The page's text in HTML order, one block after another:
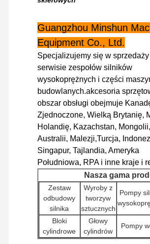
Silnik Mitsubishi
Silnik koparki
zestaw do regeneracji silnika
Pompa wtryskowa
Zestaw turbosprężarki
Pozostałe części silników
Elektroniczny system sterowania
elementy elektryczne silnika
Układ paliwowy silnika
Części hydrauliczne koparki
części zamienne do koparek
Guangzhou Minshun
Equipment Co., Ltd.
Specjalizujemy się w sprzedaży
serwisie zespołów silników
wysokoprężnych i części
budowlanych.akcesoria
obszar obsługi obejmuje
Zjednoczone, Wielką Brytanię,
Holandię, Kazachstan,
Australii, Malezji,Turcja,
Singapur, Tajlandia, Ameryka
Południowa, RPA i inne kraje i
Nasza gama
Zestaw
odbudowy
silnika
Wyroby z
tworzyw
sztucznych
Pompy
Bloki
cylindrowe
Głowy
cylindrów
Pompy